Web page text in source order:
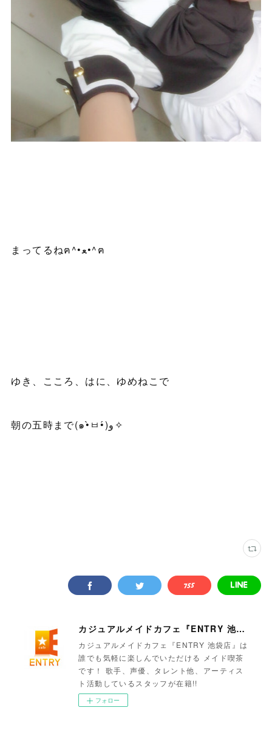
まってるねฅ^•ﻌ•^ฅ
ゆき、こころ、はに、ゆめねこで
朝の五時まで(๑•̀ㅂ•́)و✧
カジュアルメイドカフェ『ENTRY 池袋店』
カジュアルメイドカフェ『ENTRY 池袋店』は
誰でも気軽に楽しんでいただける メイド喫茶
です！ 歌手、声優、タレント他、アーティス
ト活動しているスタッフが在籍!!
フォロー